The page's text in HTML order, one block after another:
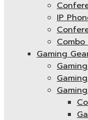
IP
Combo
Gaming